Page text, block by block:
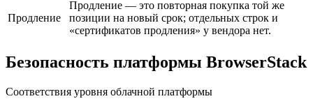
Продление
Продление — это повторная покупка той же
позиции на новый срок; отдельных строк и
«сертификатов продления» у вендора нет.
Безопасность платформы BrowserStack
Соответствия уровня облачной платформы